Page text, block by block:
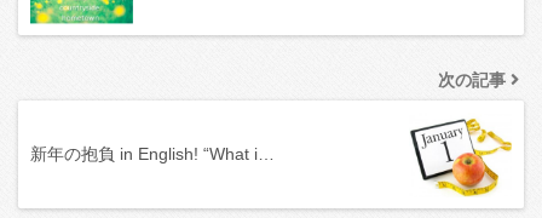
次の記事
新年の抱負 in English! “What i…